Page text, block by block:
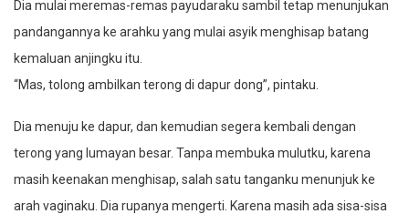
Dia mulai meremas-remas payudaraku sambil tetap menunjukan
pandangannya ke arahku yang mulai asyik menghisap batang
kemaluan anjingku itu.
“Mas, tolong ambilkan terong di dapur dong”, pintaku.
Dia menuju ke dapur, dan kemudian segera kembali dengan
terong yang lumayan besar. Tanpa membuka mulutku, karena
masih keenakan menghisap, salah satu tanganku menunjuk ke
arah vaginaku. Dia rupanya mengerti. Karena masih ada sisa-sisa